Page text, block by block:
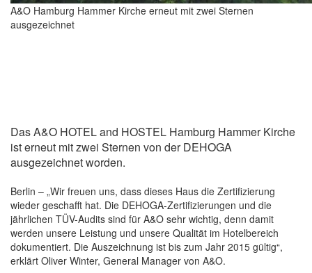
A&O Hamburg Hammer Kirche erneut mit zwei Sternen
ausgezeichnet
Das A&O HOTEL and HOSTEL Hamburg Hammer Kirche
ist erneut mit zwei Sternen von der DEHOGA
ausgezeichnet worden.
Berlin – „Wir freuen uns, dass dieses Haus die Zertifizierung
wieder geschafft hat. Die DEHOGA-Zertifizierungen und die
jährlichen TÜV-Audits sind für A&O sehr wichtig, denn damit
werden unsere Leistung und unsere Qualität im Hotelbereich
dokumentiert. Die Auszeichnung ist bis zum Jahr 2015 gültig“,
erklärt Oliver Winter, General Manager von A&O.